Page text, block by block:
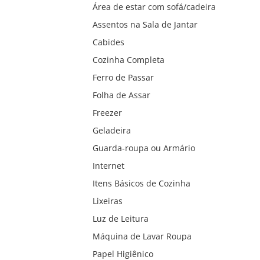
Área de estar com sofá/cadeira
Assentos na Sala de Jantar
Cabides
Cozinha Completa
Ferro de Passar
Folha de Assar
Freezer
Geladeira
Guarda-roupa ou Armário
Internet
Itens Básicos de Cozinha
Lixeiras
Luz de Leitura
Máquina de Lavar Roupa
Papel Higiênico